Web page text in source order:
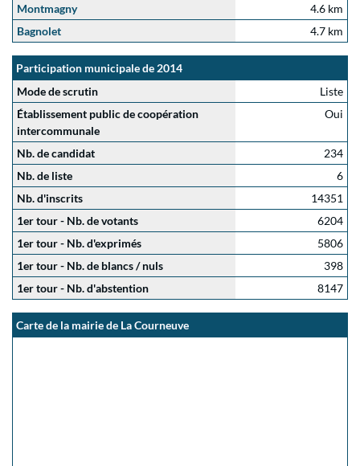
Montmagny
4.6 km
Bagnolet
4.7 km
Participation municipale de 2014
Mode de scrutin
Liste
Établissement public de coopération
intercommunale
Oui
Nb. de candidat
234
Nb. de liste
6
Nb. d'inscrits
14351
1er tour - Nb. de votants
6204
1er tour - Nb. d'exprimés
5806
1er tour - Nb. de blancs / nuls
398
1er tour - Nb. d'abstention
8147
Carte de la mairie de La Courneuve